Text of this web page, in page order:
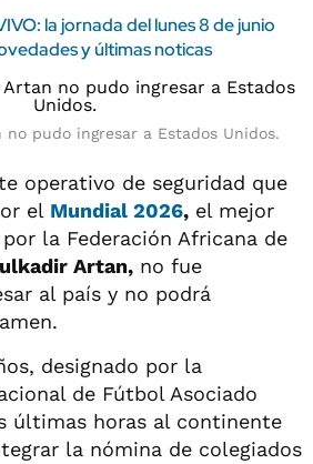
la jornada del lunes 8 de junio
y últimas noticas
pudo ingresar a Estados Unidos.
operativo de seguridad que
el Mundial 2026, el mejor
la Federación Africana de
Artan, no fue
al país y no podrá
designado por la
de Fútbol Asociado
últimas horas al continente
la nómina de colegiados